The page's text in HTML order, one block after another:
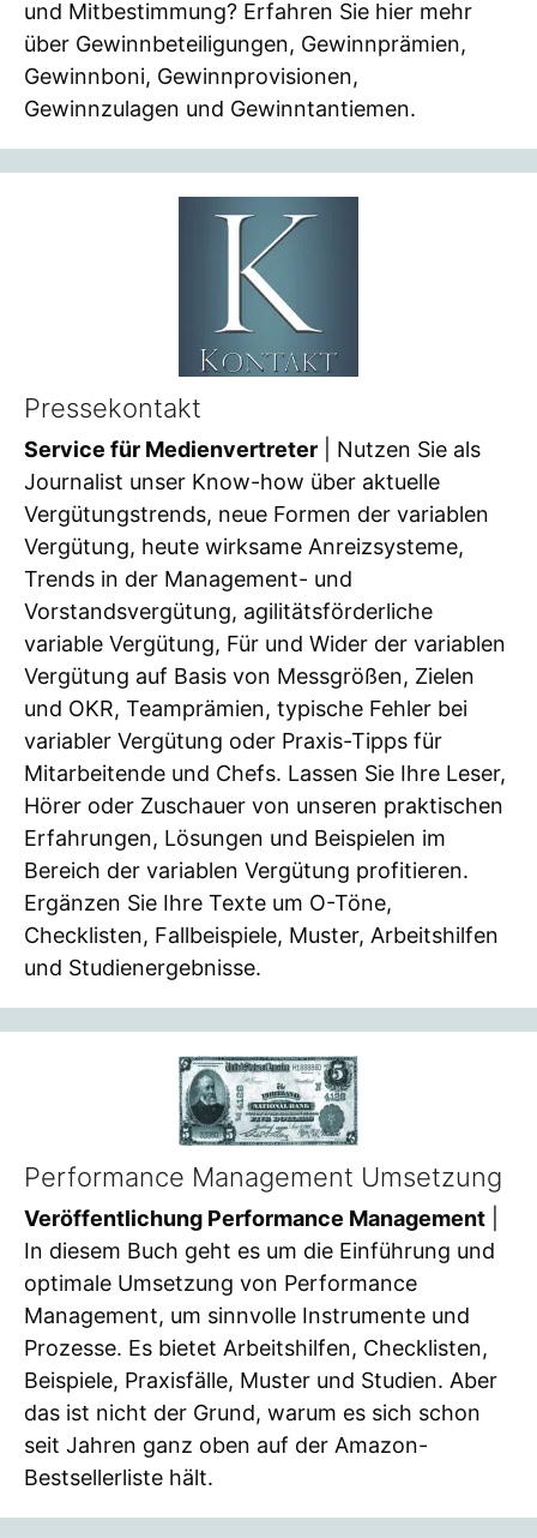
und Mitbestimmung? Erfahren Sie hier mehr
über Gewinnbeteiligungen, Gewinnprämien,
Gewinnboni, Gewinnprovisionen,
Gewinnzulagen und Gewinntantiemen.
Pressekontakt
Service für Medienvertreter | Nutzen Sie als
Journalist unser Know-how über aktuelle
Vergütungstrends, neue Formen der variablen
Vergütung, heute wirksame Anreizsysteme,
Trends in der Management- und
Vorstandsvergütung, agilitätsförderliche
variable Vergütung, Für und Wider der variablen
Vergütung auf Basis von Messgrößen, Zielen
und OKR, Teamprämien, typische Fehler bei
variabler Vergütung oder Praxis-Tipps für
Mitarbeitende und Chefs. Lassen Sie Ihre Leser,
Hörer oder Zuschauer von unseren praktischen
Erfahrungen, Lösungen und Beispielen im
Bereich der variablen Vergütung profitieren.
Ergänzen Sie Ihre Texte um O-Töne,
Checklisten, Fallbeispiele, Muster, Arbeitshilfen
und Studienergebnisse.
Performance Management Umsetzung
Veröffentlichung Performance Management
In diesem Buch geht es um die Einführung und
optimale Umsetzung von Performance
Management, um sinnvolle Instrumente und
Prozesse. Es bietet Arbeitshilfen, Checklisten,
Beispiele, Praxisfälle, Muster und Studien. Aber
das ist nicht der Grund, warum es sich schon
seit Jahren ganz oben auf der Amazon-
Bestsellerliste hält.